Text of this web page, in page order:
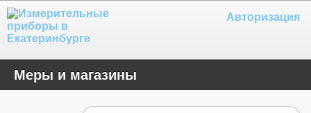
Авторизация
Меры и магазины